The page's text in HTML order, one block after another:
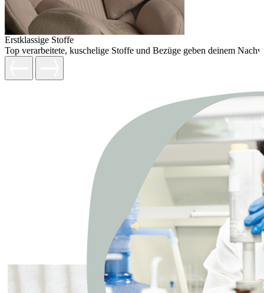
Erstklassige Stoffe
Top verarbeitete, kuschelige Stoffe und Bezüge geben deinem